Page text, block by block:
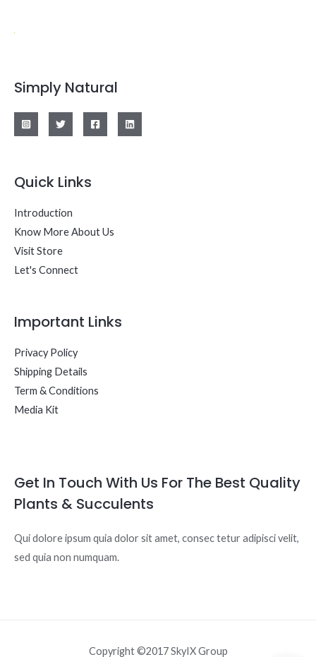
Simply Natural
Quick Links
Introduction
Know More About Us
Visit Store
Let's Connect
Important Links
Privacy Policy
Shipping Details
Term & Conditions
Media Kit
Get In Touch With Us For The Best Quality
Plants & Succulents
Qui dolore ipsum quia dolor sit amet, consec tetur adipisci velit,
sed quia non numquam.
Copyright ©2017 SkyIX Group